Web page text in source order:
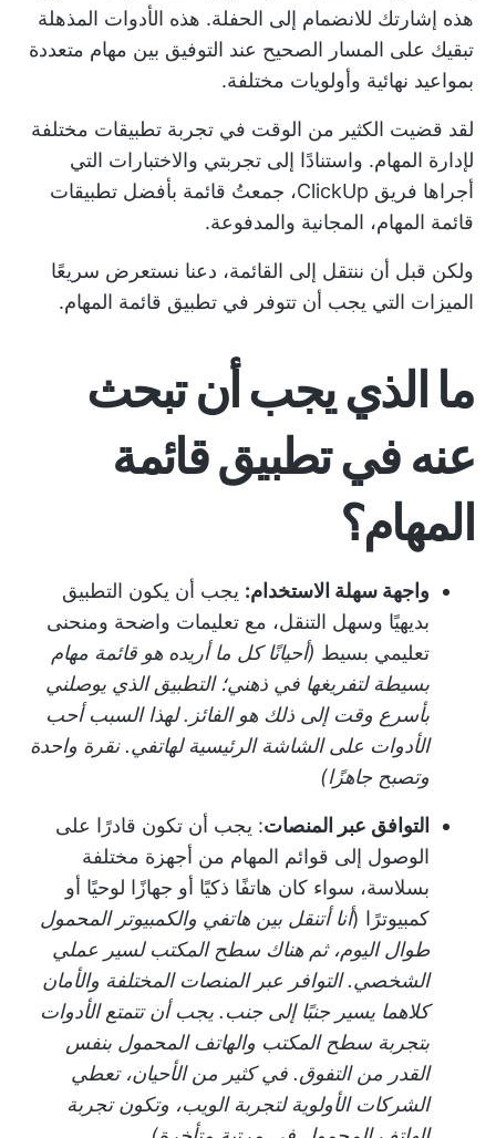
هذه إشارتك للانضمام إلى الحفلة. هذه الأدوات المذهلة
تبقيك على المسار الصحيح عند التوفيق بين مهام متعددة
بمواعيد نهائية وأولويات مختلفة.
لقد قضيت الكثير من الوقت في تجربة تطبيقات مختلفة
لإدارة المهام. واستنادًا إلى تجربتي والاختبارات التي
أجراها فريق ClickUp، جمعتُ قائمة بأفضل تطبيقات
قائمة المهام، المجانية والمدفوعة.
ولكن قبل أن ننتقل إلى القائمة، دعنا نستعرض سريعًا
الميزات التي يجب أن تتوفر في تطبيق قائمة المهام.
ما الذي يجب أن تبحث
عنه في تطبيق قائمة
المهام؟
واجهة سهلة الاستخدام: يجب أن يكون التطبيق
بديهيًا وسهل التنقل، مع تعليمات واضحة ومنحنى
تعليمي بسيط (أحيانًا كل ما أريده هو قائمة مهام
بسيطة لتفريغها في ذهني؛ التطبيق الذي يوصلني
بأسرع وقت إلى ذلك هو الفائز. لهذا السبب أحب
الأدوات على الشاشة الرئيسية لهاتفي. نقرة واحدة
وتصبح جاهزًا)
التوافق عبر المنصات: يجب أن تكون قادرًا على
الوصول إلى قوائم المهام من أجهزة مختلفة
بسلاسة، سواء كان هاتفًا ذكيًا أو جهازًا لوحيًا أو
كمبيوترًا (أنا أتنقل بين هاتفي والكمبيوتر المحمول
طوال اليوم، ثم هناك سطح المكتب لسير عملي
الشخصي. التوافر عبر المنصات المختلفة والأمان
كلاهما يسير جنبًا إلى جنب. يجب أن تتمتع الأدوات
بتجربة سطح المكتب والهاتف المحمول بنفس
القدر من التفوق. في كثير من الأحيان، تعطي
الشركات الأولوية لتجربة الويب، وتكون تجربة